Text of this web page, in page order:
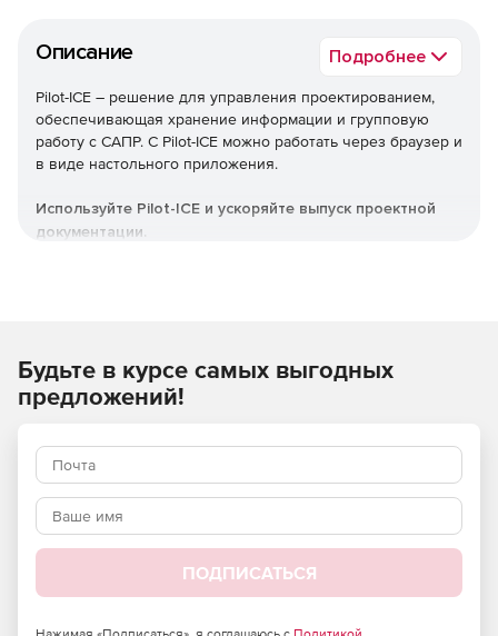
Описание Подробнее
Pilot-ICE – решение для управления проектированием,
обеспечивающая хранение информации и групповую
работу с САПР. С Pilot-ICE можно работать через браузер и
в виде настольного приложения.
Используйте Pilot-ICE и ускоряйте выпуск проектной
документации.
Будьте в курсе самых выгодных
предложений!
ПОДПИСАТЬСЯ